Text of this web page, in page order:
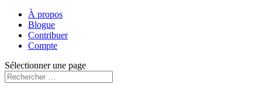
À propos
Blogue
Contribuer
Compte
Sélectionner une page